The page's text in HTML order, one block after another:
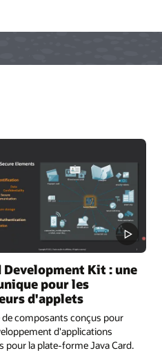
Development Kit : une
pour les
d'applets
composants conçus pour
d'applications
pour la plate-forme Java Card.